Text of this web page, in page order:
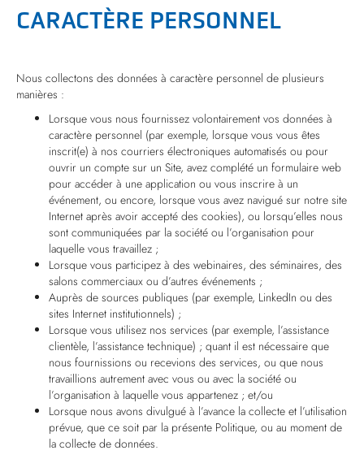
CARACTÈRE PERSONNEL
Nous collectons des données à caractère personnel de plusieurs
manières :
Lorsque vous nous fournissez volontairement vos données à
caractère personnel (par exemple, lorsque vous vous êtes
inscrit(e) à nos courriers électroniques automatisés ou pour
ouvrir un compte sur un Site, avez complété un formulaire web
pour accéder à une application ou vous inscrire à un
événement, ou encore, lorsque vous avez navigué sur notre site
Internet après avoir accepté des cookies), ou lorsqu’elles nous
sont communiquées par la société ou l’organisation pour
laquelle vous travaillez ;
Lorsque vous participez à des webinaires, des séminaires, des
salons commerciaux ou d’autres événements ;
Auprès de sources publiques (par exemple, LinkedIn ou des
sites Internet institutionnels) ;
Lorsque vous utilisez nos services (par exemple, l’assistance
clientèle, l’assistance technique) ; quant il est nécessaire que
nous fournissions ou recevions des services, ou que nous
travaillions autrement avec vous ou avec la société ou
l’organisation à laquelle vous appartenez ; et/ou
Lorsque nous avons divulgué à l’avance la collecte et l’utilisation
prévue, que ce soit par la présente Politique, ou au moment de
la collecte de données.